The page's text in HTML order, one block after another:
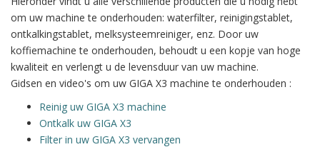
om uw machine te onderhouden: waterfilter, reinigingstablet,
ontkalkingstablet, melksysteemreiniger, enz. Door uw
koffiemachine te onderhouden, behoudt u een kopje van hoge
kwaliteit en verlengt u de levensduur van uw machine.
Gidsen en video's om uw GIGA X3 machine te onderhouden :
Reinig uw GIGA X3 machine
Ontkalk uw GIGA X3
Filter in uw GIGA X3 vervangen